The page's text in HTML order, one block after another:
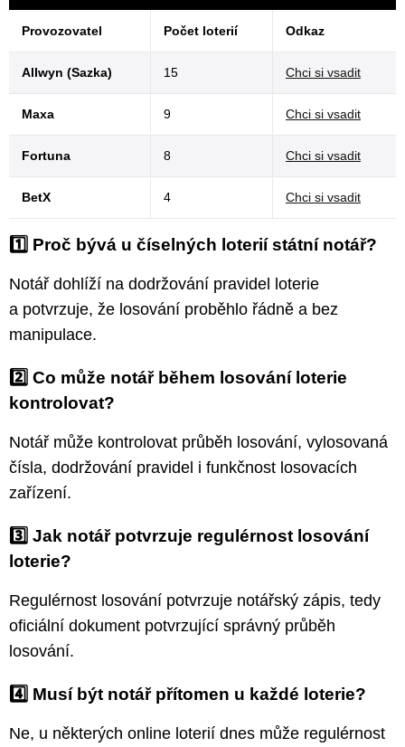
Provozovatel Počet loterií Odkaz
Allwyn (Sazka) 15 Chci si vsadit
Maxa 9 Chci si vsadit
Fortuna 8 Chci si vsadit
BetX 4 Chci si vsadit
1️⃣ Proč bývá u číselných loterií státní notář?
Notář dohlíží na dodržování pravidel loterie
a potvrzuje, že losování proběhlo řádně a bez
manipulace.
2️⃣ Co může notář během losování loterie
kontrolovat?
Notář může kontrolovat průběh losování, vylosovaná
čísla, dodržování pravidel i funkčnost losovacích
zařízení.
3️⃣ Jak notář potvrzuje regulérnost losování
loterie?
Regulérnost losování potvrzuje notářský zápis, tedy
oficiální dokument potvrzující správný průběh
losování.
4️⃣ Musí být notář přítomen u každé loterie?
Ne, u některých online loterií dnes může regulérnost